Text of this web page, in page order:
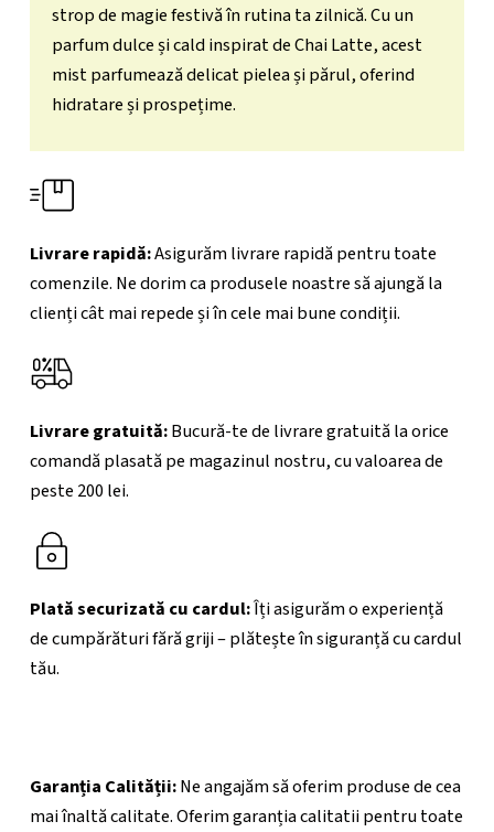
strop de magie festivă în rutina ta zilnică. Cu un
parfum dulce și cald inspirat de Chai Latte, acest
mist parfumează delicat pielea și părul, oferind
hidratare și prospețime.
Livrare rapidă:Asigurăm livrare rapidă pentru toate
comenzile. Ne dorim ca produsele noastre să ajungă la
clienți cât mai repede și în cele mai bune condiții.
Livrare gratuită:Bucură-te de livrare gratuită la orice
comandă plasată pe magazinul nostru, cu valoarea de
peste 200 lei.
Plată securizată cu cardul:Îți asigurăm o experiență
de cumpărături fără griji – plătește în siguranță cu cardul
tău.
Garanția Calității:Ne angajăm să oferim produse de cea
mai înaltă calitate. Oferim garanția calitatii pentru toate